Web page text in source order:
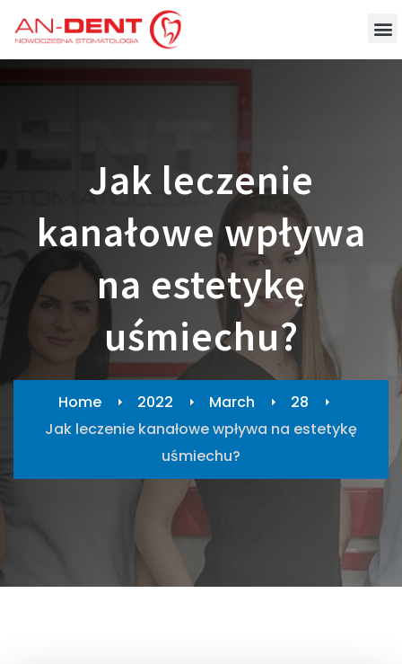
Jak leczenie
kanałowe wpływa
na estetykę
uśmiechu?
Home 2022 March
28
Jak leczenie kanałowe wpływa na estetykę
uśmiechu?